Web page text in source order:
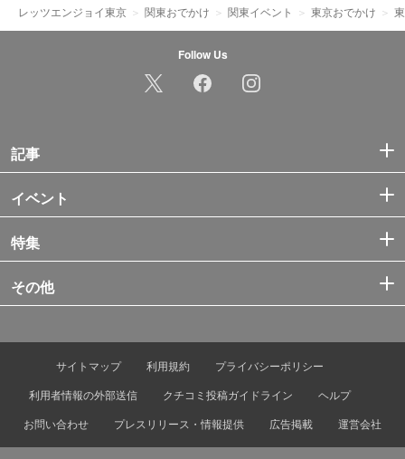
レッツエンジョイ東京 関東おでかけ 関東イベント 東京おでかけ
Follow Us
記事
イベント
特集
その他
サイトマップ 利用規約
プライバシーポリシー
利用者情報の外部送信
クチコミ投稿ガイドライン
ヘルプ
お問い合わせ
プレスリリース・情報提供 広告掲載 運営会社